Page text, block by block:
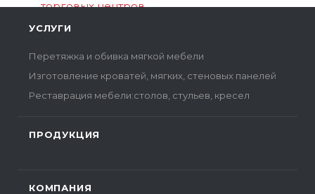
УСЛУГИ
Перетяжка и обивка мягкой мебели
Изготовление кроватей, мягких, стеновых панелей
Реставрация мебели:столов, стульев, кресел
ПРОДУКЦИЯ
КОМПАНИЯ